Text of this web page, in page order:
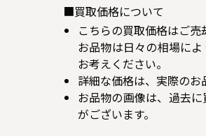
■買取価格について
こちらの買取価格はご
お品物は日々の相場に
お考えください。
詳細な価格は、実際の
お品物の画像は、過去
がございます。